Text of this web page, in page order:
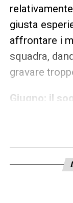
giusta
affrontare i
squadra,
gravare
Giugno: il
Ma la vera
Nazionale